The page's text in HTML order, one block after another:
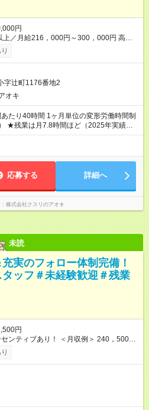
円
上／月給216，000円～300，000円 高卒
★エリア手当（石川県、
県、群馬県、茨城県 月1万円）を会社規
、別途月1万円支給（実務経験がない方
し、短時間勤務・早番固定社員は当社
給制度で実力次第で収入アップ！ 職務内
われ、昇格試験なく役職に就いた時点で
。 約4割の社員が入社3年目で店長に就い
字辻町1176番地2
オキ
たり40時間 1ヶ月単位の変形労働時間制
★残業は月7.8時間ほど（2025年実績）
＞ 9時～22時 ※勤務時間は店舗により異
間制（週平均40時間以内） ★残業は月
時間＞ 9時～22
ます。 ＜シフト例＞ 早番：8
：11時～20時 遅番：13時～22時
応募する 詳細へ
株式会社クスリのアオキ
未読
実のフォロー体制完備！
ッフ＃未経験歓迎＃残業
円
！ ＜月収例＞ 240，500円
験・能力を考慮し、決
生した場合は、時間外手当を別途全額支
昇給機会を設けています。 さらに、店舗
センティブを支給。 チームで協力して
ザー」などの
格手当も支給。 スキルアップが収入アッ